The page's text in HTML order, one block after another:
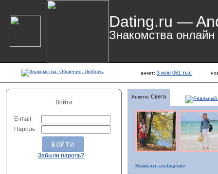
Dating.ru —
Знакомства онлайн
анкет: 3 млн 061 тыс
Войти
E-mail
Пароль
Забыли пароль?
Анкета: Света
Написать сообщение